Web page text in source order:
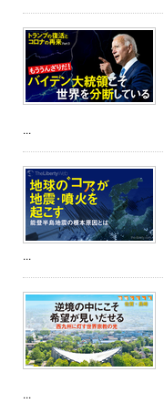
...
...
...